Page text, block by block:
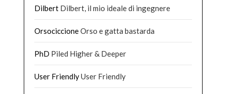
DilbertDilbert, il mio ideale di ingegnere
OrsociccioneOrso e gatta bastarda
PhD Piled Higher & Deeper
User FriendlyUser Friendly